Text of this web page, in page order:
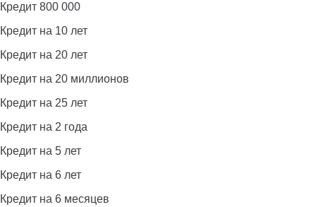
Кредит 800 000
Кредит на 10 лет
Кредит на 20 лет
Кредит на 20 миллионов
Кредит на 25 лет
Кредит на 2 года
Кредит на 5 лет
Кредит на 6 лет
Кредит на 6 месяцев